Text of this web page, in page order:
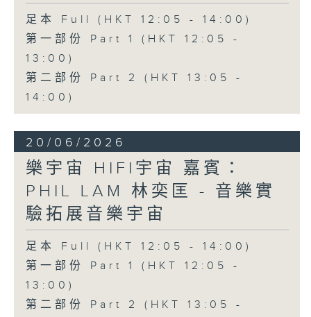
足本 Full (HKT 12:05 - 14:00)
第一部份 Part 1 (HKT 12:05 -
13:00)
第二部份 Part 2 (HKT 13:05 -
14:00)
20/06/2026
樂宇宙 HIFI宇宙 嘉賓：
PHIL LAM 林奕匡 - 音樂實
驗拓展音樂宇宙
足本 Full (HKT 12:05 - 14:00)
第一部份 Part 1 (HKT 12:05 -
13:00)
第二部份 Part 2 (HKT 13:05 -